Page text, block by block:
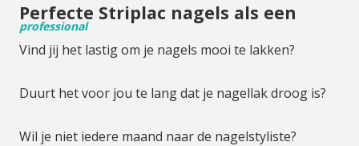
Perfecte Striplac nagels als een
professional
Vind jij het lastig om je nagels mooi te lakken?
Duurt het voor jou te lang dat je nagellak droog is?
Wil je niet iedere maand naar de nagelstyliste?